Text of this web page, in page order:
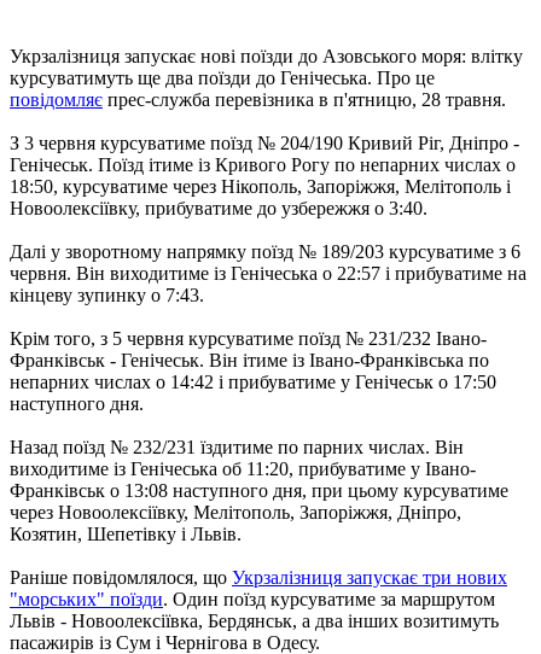
Укрзалізниця запускає нові поїзди до Азовського моря: влітку
курсуватимуть ще два поїзди до Генічеська. Про це
повідомляє прес-служба перевізника в п'ятницю, 28 травня.
З 3 червня курсуватиме поїзд № 204/190 Кривий Ріг, Дніпро -
Генічеськ. Поїзд ітиме із Кривого Рогу по непарних числах о
18:50, курсуватиме через Нікополь, Запоріжжя, Мелітополь і
Новоолексіївку, прибуватиме до узбережжя о 3:40.
Далі у зворотному напрямку поїзд № 189/203 курсуватиме з 6
червня. Він виходитиме із Генічеська о 22:57 і прибуватиме на
кінцеву зупинку о 7:43.
Крім того, з 5 червня курсуватиме поїзд № 231/232 Івано-
Франківськ - Генічеськ. Він ітиме із Івано-Франківська по
непарних числах о 14:42 і прибуватиме у Генічеськ о 17:50
наступного дня.
Назад поїзд № 232/231 їздитиме по парних числах. Він
виходитиме із Генічеська об 11:20, прибуватиме у Івано-
Франківськ о 13:08 наступного дня, при цьому курсуватиме
через Новоолексіївку, Мелітополь, Запоріжжя, Дніпро,
Козятин, Шепетівку і Львів.
Раніше повідомлялося, що Укрзалізниця запускає три нових
"морських" поїзди. Один поїзд курсуватиме за маршрутом
Львів - Новоолексіївка, Бердянськ, а два інших возитимуть
пасажирів із Сум і Чернігова в Одесу.